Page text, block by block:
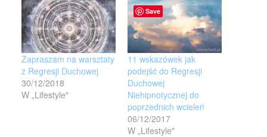
Zapraszam na warsztaty
z Regresji Duchowej
30/12/2018
W „Lifestyle"
11 wskazówek jak
podejść do Regresji
Duchowej
Niehipnotycznej do
poprzednich wcieleń
06/12/2017
W „Lifestyle"
Save